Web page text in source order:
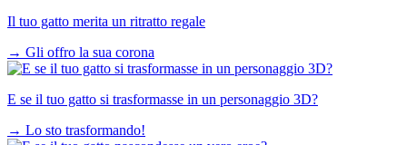
Il tuo gatto merita un ritratto regale
→ Gli offro la sua corona
E se il tuo gatto si trasformasse in un personaggio 3D?
→ Lo sto trasformando!